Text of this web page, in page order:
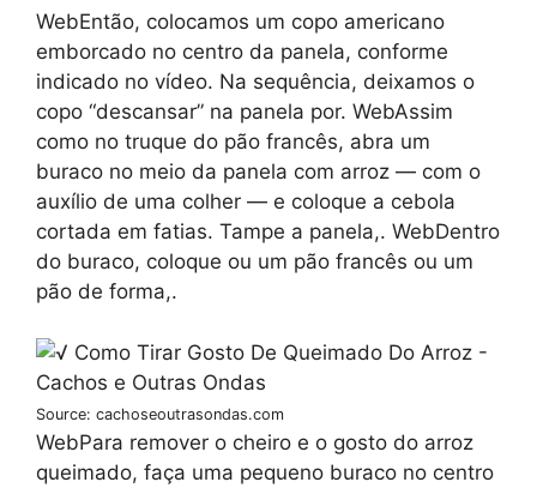
WebEntão, colocamos um copo americano
emborcado no centro da panela, conforme
indicado no vídeo. Na sequência, deixamos o
copo “descansar” na panela por. WebAssim
como no truque do pão francês, abra um
buraco no meio da panela com arroz — com o
auxílio de uma colher — e coloque a cebola
cortada em fatias. Tampe a panela,. WebDentro
do buraco, coloque ou um pão francês ou um
pão de forma,.
Source: cachoseoutrasondas.com
WebPara remover o cheiro e o gosto do arroz
queimado, faça uma pequeno buraco no centro